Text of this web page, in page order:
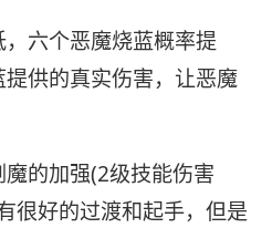
六个恶魔烧蓝概率提
供的真实伤害，让恶魔
的加强(2级技能伤害
很好的过渡和起手，但是